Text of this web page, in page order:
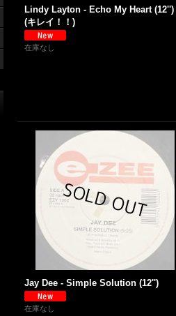
Lindy Layton - Echo My Heart (12'')
(キレイ！！)
在庫なし
Jay Dee - Simple Solution (12'')
在庫なし